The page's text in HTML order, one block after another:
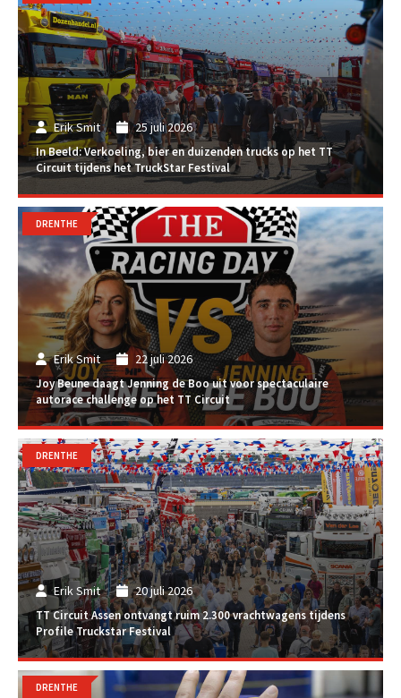
Erik Smit 25 juli 2026
In Beeld: Verkoeling, bier en duizenden trucks op het TT
Circuit tijdens het TruckStar Festival
Erik Smit 22 juli 2026
Joy Beune daagt Jenning de Boo uit voor spectaculaire
autorace challenge op het TT Circuit
DRENTHE
Erik Smit 20 juli 2026
TT Circuit Assen ontvangt ruim 2.300 vrachtwagens tijdens
Profile Truckstar Festival
DRENTHE
DRENTHE